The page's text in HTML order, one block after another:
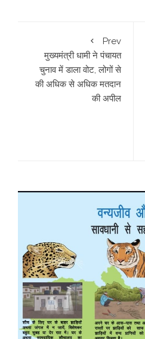
Prev
मुख्यमंत्री धामी ने पंचायत
चुनाव में डाला वोट, लोगों से
की अधिक से अधिक मतदान
की अपील